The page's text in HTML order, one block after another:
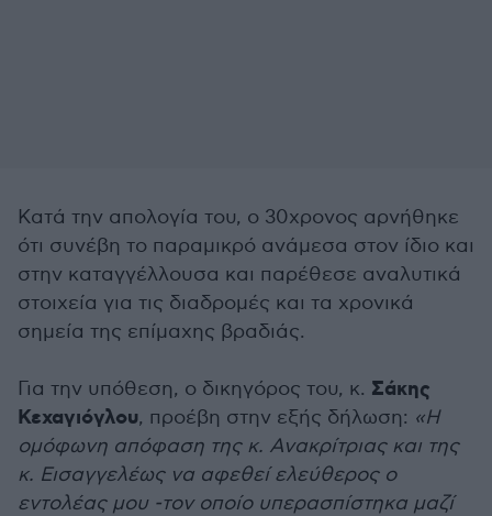
Κατά την απολογία του, ο 30χρονος αρνήθηκε
ότι συνέβη το παραμικρό ανάμεσα στον ίδιο και
στην καταγγέλλουσα και παρέθεσε αναλυτικά
στοιχεία για τις διαδρομές και τα χρονικά
σημεία της επίμαχης βραδιάς.
Για την υπόθεση, ο δικηγόρος του, κ. Σάκης
Κεχαγιόγλου, προέβη στην εξής δήλωση: «Η
ομόφωνη απόφαση της κ. Ανακρίτριας και της
κ. Εισαγγελέως να αφεθεί ελεύθερος ο
εντολέας μου -τον οποίο υπερασπίστηκα μαζί